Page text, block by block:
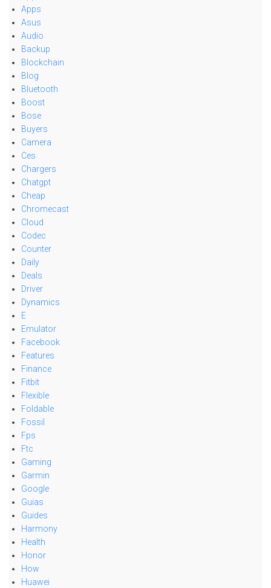
Apps
Asus
Audio
Backup
Blockchain
Blog
Bluetooth
Boost
Bose
Buyers
Camera
Ces
Chargers
Chatgpt
Cheap
Chromecast
Cloud
Codec
Counter
Daily
Deals
Driver
Dynamics
E
Emulator
Facebook
Features
Finance
Fitbit
Flexible
Foldable
Fossil
Fps
Ftc
Gaming
Garmin
Google
Guias
Guides
Harmony
Health
Honor
How
Huawei